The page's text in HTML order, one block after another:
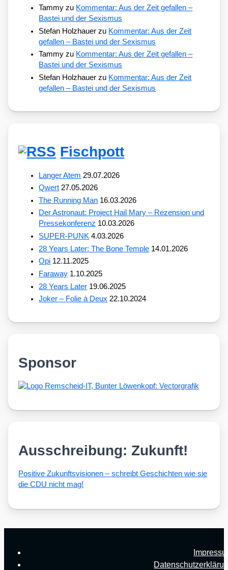
Tammy zu Kommentar: Aus der Zeit gefallen –
Bastei und der Sexismus
Stefan Holzhauer zu Kommentar: Aus der Zeit
gefallen – Bastei und der Sexismus
Tammy zu Kommentar: Aus der Zeit gefallen –
Bastei und der Sexismus
Stefan Holzhauer zu Kommentar: Aus der Zeit
gefallen – Bastei und der Sexismus
Fischpott
Langer Atem 29.07.2026
Qwert 27.05.2026
The Running Man 16.03.2026
Der Astronaut: Project Hail Mary – Rezension und
Pressekonferenz 10.03.2026
SUPER-PUNK 4.03.2026
28 Years Later: The Bone Temple 14.01.2026
Opi 12.11.2025
Faraway 1.10.2025
28 Years Later 19.06.2025
Joker – Folie à Deux 22.10.2024
Sponsor
Ausschreibung: Zukunft!
Posi­ti­ve Zukunfts­vi­sio­nen – schreibt Geschich­ten wie sie
die CDU nicht mag!